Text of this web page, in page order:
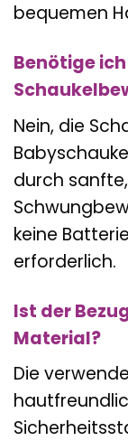
bequemen
Benötige
Nein, die
durch
keine
erforderlich.
Ist der
Material?
Die